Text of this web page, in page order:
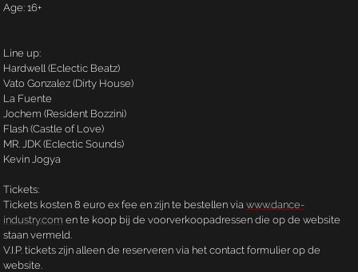
Age: 16+
Line up:
Hardwell (Eclectic Beatz)
Vato Gonzalez (Dirty House)
La Fuente
Jochem (Resident Bozzini)
Flash (Castle of Love)
MR. JDK (Eclectic Sounds)
Kevin Jogya
Tickets:
Tickets kosten 8 euro ex fee en zijn te bestellen via www.dance-
industry.com en te koop bij de voorverkoopadressen die op de website
staan vermeld.
V.I.P. tickets zijn alleen de reserveren via het contact formulier op de
website.